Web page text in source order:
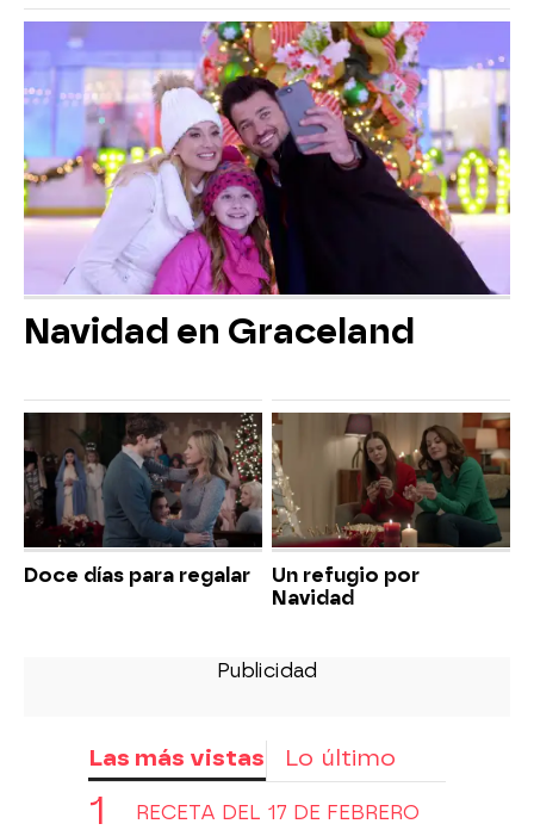
Navidad en Graceland
Doce días para regalar
Un refugio por
Navidad
Las más vistas Lo último
RECETA DEL 17 DE FEBRERO